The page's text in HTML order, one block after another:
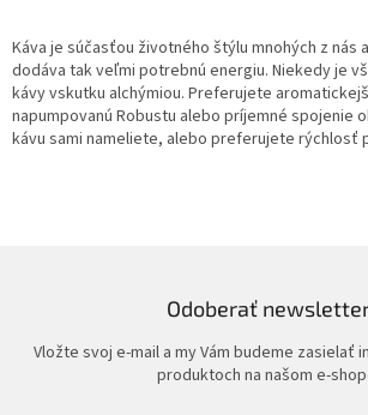
l
á
d
a
c
v
ý
p
i
Káva je súčasťou životného štýlu mnohých z nás
dodáva tak veľmi potrebnú energiu. Niekedy je
kávy vskutku alchýmiou. Preferujete
napumpovanú Robustu alebo príjemné spojenie
kávu sami nameliete, alebo preferujete rýchlosť
Odoberať
Vložte svoj e-mail a my Vám budeme zasielať
produktoch na našom e-